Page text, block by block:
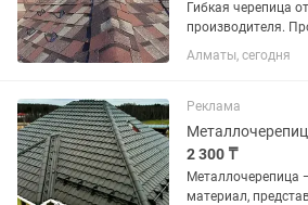
Гибкая черепица
производителя.
Технониколь ,
складе. Доставка
бесплатно. На
модели...
Алматы, сегодня
Реклама
2 300 ₸
Металлочерепица
материал,